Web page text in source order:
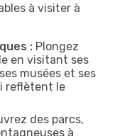
à visiter à
: Plongez
en visitant ses
musées et ses
reflètent le
des parcs,
à